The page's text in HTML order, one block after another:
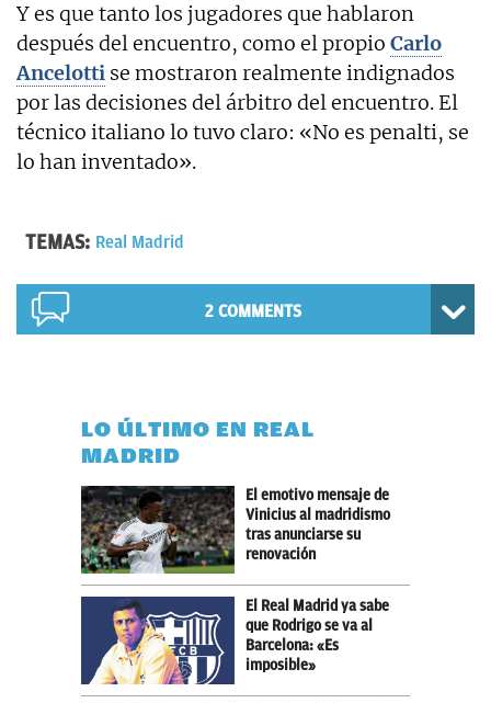
Y es que tanto los jugadores que hablaron
después del encuentro, como el propio Carlo
Ancelotti se mostraron realmente indignados
por las decisiones del árbitro del encuentro. El
técnico italiano lo tuvo claro: «No es penalti, se
lo han inventado».
TEMAS: Real Madrid
2 COMMENTS
LO ÚLTIMO EN REAL
MADRID
El emotivo mensaje de
Vinicius al madridismo
tras anunciarse su
renovación
El Real Madrid ya sabe
que Rodrigo se va al
Barcelona: «Es
imposible»